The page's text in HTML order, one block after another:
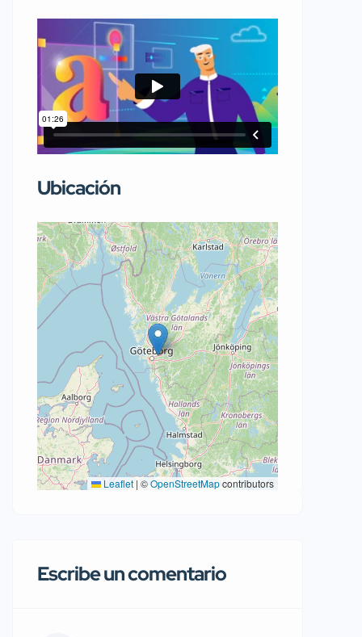
Ubicación
Leaflet | ©OpenStreetMapcontributors
Escribe un comentario